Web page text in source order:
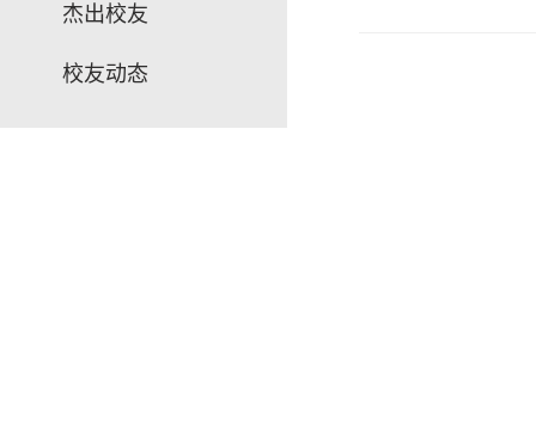
杰出校友
校友动态